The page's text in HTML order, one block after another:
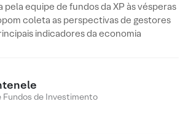
pela equipe de fundos da XP às vésperas
coleta as perspectivas de gestores
indicadores da economia
Fundos de Investimento